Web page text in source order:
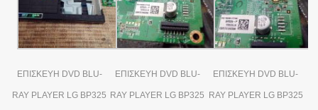
ΕΠΙΣΚΕΥΗ DVD BLU-
RAY PLAYER LG BP325
ΕΠΙΣΚΕΥΗ DVD BLU-
RAY PLAYER LG BP325
ΕΠΙΣΚΕΥΗ DVD BLU-
RAY PLAYER LG BP325